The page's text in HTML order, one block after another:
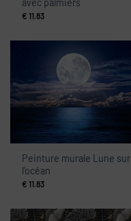
avec palmiers
€ 11.83
Peinture murale Lune sur
l’océan
€ 11.83